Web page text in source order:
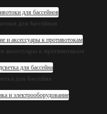
для бассейнов
аксессуары к противотокам
для бассейна
и электрооборудование